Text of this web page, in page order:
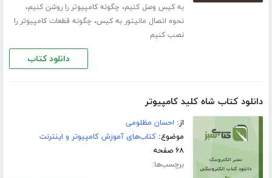
به کیس وصل کنیم، چگونه کامپیوتر را روشن کنیم،
نحوه اتصال مانیتور به کیس، چگونه قطعات کامپیوتر را
نصب کنیم
دانلود کتاب
دانلود کتاب شاه کلید کامپیوتر
از: احسان مظلومی
موضوع:کتاب‌های آموزش کامپیوتر و اینترنت
۶۸ صفحه
برچسب‌ها: